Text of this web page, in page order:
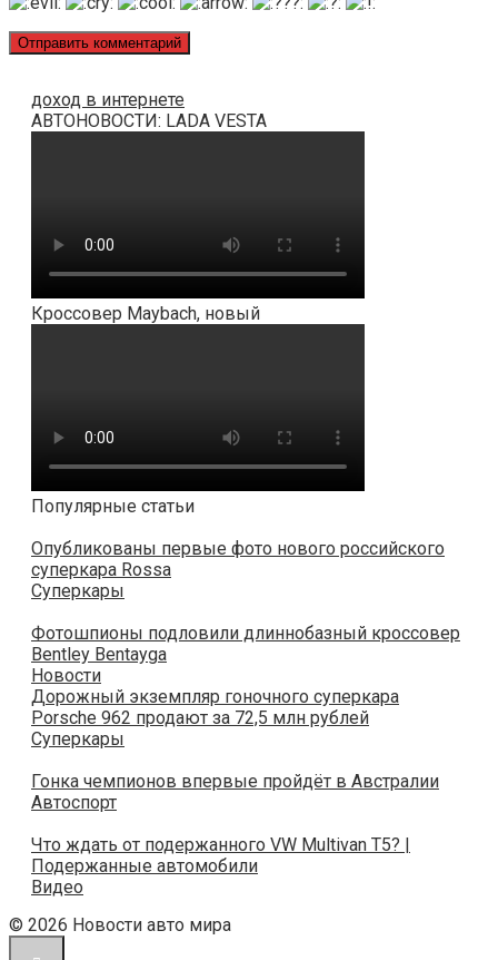
доход в интернете
АВТОНОВОСТИ: LADA VESTA
Кроссовер Maybach, новый
Популярные статьи
Опубликованы первые фото нового российского
суперкара Rossa
Суперкары
Фотошпионы подловили длиннобазный кроссовер
Bentley Bentayga
Новости
Дорожный экземпляр гоночного суперкара
Porsche 962 продают за 72,5 млн рублей
Суперкары
Гонка чемпионов впервые пройдёт в Австралии
Автоспорт
Что ждать от подержанного VW Multivan T5? |
Подержанные автомобили
Видео
© 2026 Новости авто мира